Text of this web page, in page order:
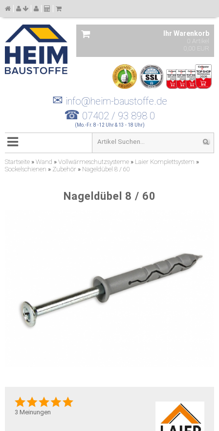
Ihr Warenkorb
0 Artikel
0,00 EUR
✉ info@heim-baustoffe.de
☎ 07402 / 93 898 0
(Mo.-Fr. 8 -12 Uhr & 13 - 18 Uhr)
Startseite » Wand » Vollwärmeschutzsysteme » Laier Komplettsystem »
Sockelschienen » Zubehör » Nageldübel 8 / 60
Nageldübel 8 / 60
3 Meinungen